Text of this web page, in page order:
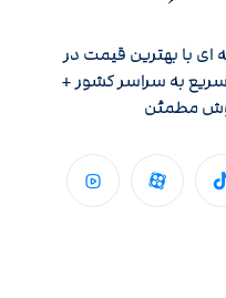
ای با بهترین قیمت در
به سراسر کشور +
مطمئن